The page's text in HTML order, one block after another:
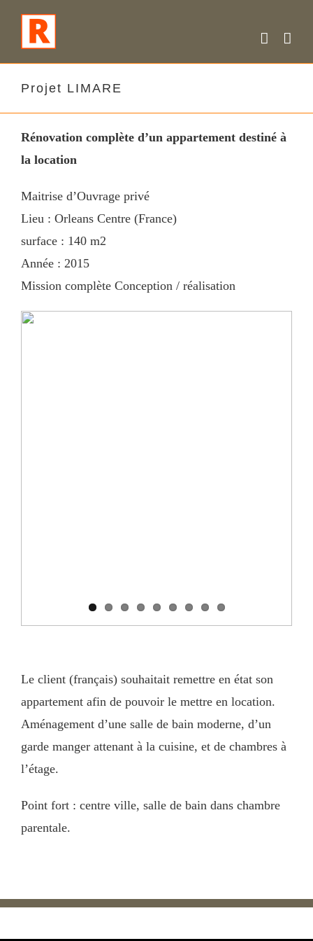
Skip
Projet LIMARE
Rénovation complète d’un appartement destiné à
la location
Maitrise d’Ouvrage privé
Lieu : Orleans Centre (France)
surface : 140 m2
Année : 2015
Mission complète Conception / réalisation
Le client (français) souhaitait remettre en état son
appartement afin de pouvoir le mettre en location.
Aménagement d’une salle de bain moderne, d’un
garde manger attenant à la cuisine, et de chambres à
l’étage.
Point fort : centre ville, salle de bain dans chambre
parentale.